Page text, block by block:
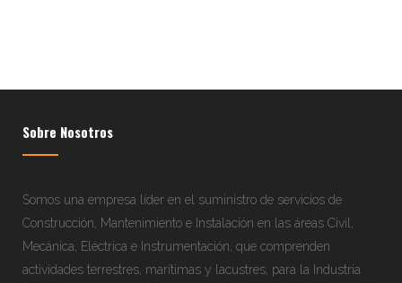
Sobre Nosotros
Somos una empresa líder en el suministro de servicios de
Construcción, Mantenimiento e Instalación en las áreas Civil,
Mecánica, Eléctrica e Instrumentación, que comprenden
actividades terrestres, marítimas y lacustres, para la Industria